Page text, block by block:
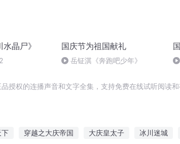
晶尸》 国庆节为祖国献礼
岳钲淇《奔跑吧少年》
授权的连播声音和文字全集，支持免费在线试听阅读和
下 穿越之大庆帝国 大庆皇太子 冰川迷城